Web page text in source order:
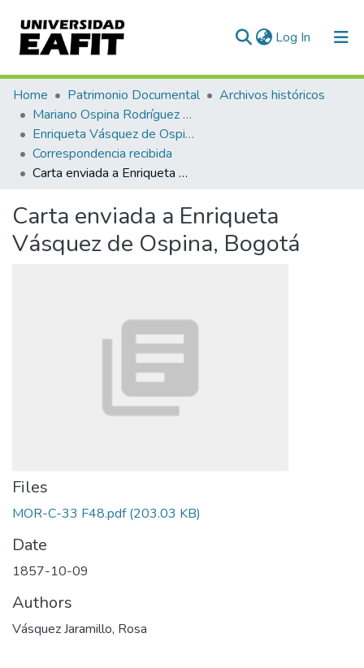
Log In (current)
Communities & Collections
All of DSpace
Statistics
Home Patrimonio Documental
Archivos históricos
Mariano Ospina Rodríguez (1826 -1912)
Enriqueta Vásquez de Ospina
Correspondencia recibida
Carta enviada a Enriqueta Vásquez de Ospina, Bogotá
Carta enviada a Enriqueta
Vásquez de Ospina, Bogotá
Files
MOR-C-33 F48.pdf(203.03 KB)
Date
1857-10-09
Authors
Vásquez Jaramillo, Rosa